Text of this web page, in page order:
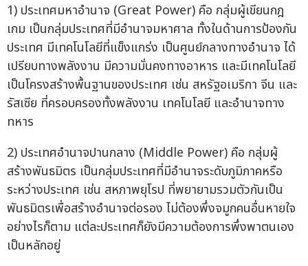
1) ประเทศมหาอำนาจ (Great Power) คือ กลุ่มผู้เขียนกฎ
เกม เป็นกลุ่มประเทศที่มีอำนาจมหาศาล ทั้งในด้านการป้องกัน
ประเทศ มีเทคโนโลยีที่แข็งแกร่ง เป็นศูนย์กลางทางอำนาจ ได้
เปรียบทางพลังงาน มีความมั่นคงทางอาหาร และมีเทคโนโลยี
เป็นโครงสร้างพื้นฐานของประเทศ เช่น สหรัฐอเมริกา จีน และ
รัสเซีย ที่ครอบครองทั้งพลังงาน เทคโนโลยี และอำนาจทาง
ทหาร
2) ประเทศอำนาจปานกลาง (Middle Power) คือ กลุ่มผู้
สร้างพันธมิตร เป็นกลุ่มประเทศที่มีอำนาจระดับภูมิภาคหรือ
ระหว่างประเทศ เช่น สหภาพยุโรป ที่พยายามรวมตัวกันเป็น
พันธมิตรเพื่อสร้างอำนาจต่อรอง ไม่ต้องพึ่งจมูกคนอื่นหายใจ
อย่างไรก็ตาม แต่ละประเทศก็ยังมีความต้องการพึ่งพาตนเอง
เป็นหลักอยู่